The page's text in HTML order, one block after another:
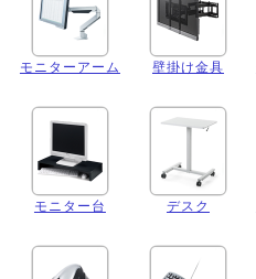
モニターアーム 壁掛け金具
モニター台 デスク